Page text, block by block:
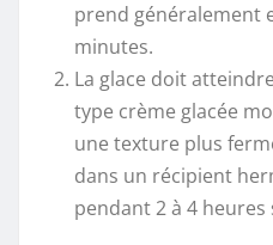
prend généralement
minutes.
La glace doit
type crème glacée
une texture plus
dans un récipient
pendant 2 à 4